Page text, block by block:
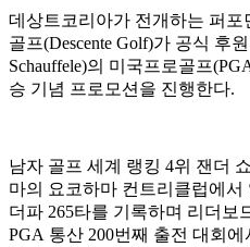
데상트코리아가 전개하는 퍼
골프(Descente Golf)가 공식 후
Schauffele)의 미국프로골프
승 기념 프로모션을 진행한다.
남자 골프 세계 랭킹 4위 잰더
마의 요코하마 컨트리클럽에서
더파 265타를 기록하며 리더보
PGA 통산 200번째 출전 대회